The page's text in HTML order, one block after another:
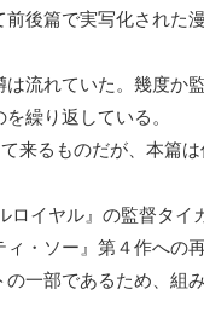
後篇で実写化された
流れていた。幾度か
繰り返している。
来るものだが、本篇
ロイヤル』の監督タ
・ソー』第４作への
一部であるため、組